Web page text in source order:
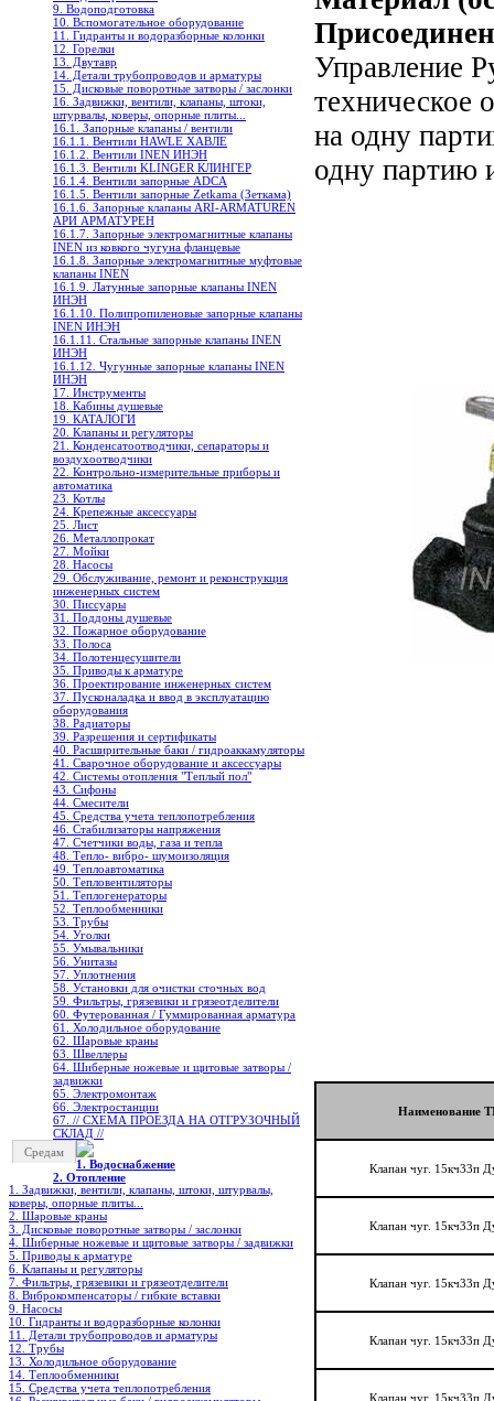
9. Водоподготовка
10. Вспомогательное оборудование
11. Гидранты и водоразборные колонки
12. Горелки
13. Двутавр
14. Детали трубопроводов и арматуры
15. Дисковые поворотные затворы / заслонки
16. Задвижки, вентили, клапаны, штоки,
штурвалы, коверы, опорные плиты...
16.1. Запорные клапаны / вентили
16.1.1. Вентили HAWLE ХАВЛЕ
16.1.2. Вентили INEN ИНЭН
16.1.3. Вентили KLINGER КЛИНГЕР
16.1.4. Вентили запорные ADCA
16.1.5. Вентили запорные Zetkama (Зеткама)
16.1.6. Запорные клапаны ARI-ARMATUREN
АРИ АРМАТУРЕН
16.1.7. Запорные электромагнитные клапаны
INEN из ковкого чугуна фланцевые
16.1.8. Запорные электромагнитные муфтовые
клапаны INEN
16.1.9. Латунные запорные клапаны INEN
ИНЭН
16.1.10. Полипропиленовые запорные клапаны
INEN ИНЭН
16.1.11. Стальные запорные клапаны INEN
ИНЭН
16.1.12. Чугунные запорные клапаны INEN
ИНЭН
17. Инструменты
18. Кабины душевые
19. КАТАЛОГИ
20. Клапаны и регуляторы
21. Конденсатоотводчики, сепараторы и
воздухоотводчики
22. Контрольно-измерительные приборы и
автоматика
23. Котлы
24. Крепежные аксессуары
25. Лист
26. Металлопрокат
27. Мойки
28. Насосы
29. Обслуживание, ремонт и реконструкция
инженерных систем
30. Писсуары
31. Поддоны душевые
32. Пожарное оборудование
33. Полоса
34. Полотенцесушители
35. Приводы к арматуре
36. Проектирование инженерных систем
37. Пусконаладка и ввод в эксплуатацию
оборудования
38. Радиаторы
39. Разрешения и сертификаты
40. Расширительные баки / гидроаккамуляторы
41. Сварочное оборудование и аксессуары
42. Системы отопления "Теплый пол"
43. Сифоны
44. Смесители
45. Средства учета теплопотребления
46. Стабилизаторы напряжения
47. Счетчики воды, газа и тепла
48. Тепло- вибро- шумоизоляция
49. Теплоавтоматика
50. Тепловентиляторы
51. Теплогенераторы
52. Теплообменники
53. Трубы
54. Уголки
55. Умывальники
56. Унитазы
57. Уплотнения
58. Установки для очистки сточных вод
59. Фильтры, грязевики и грязеотделители
60. Футерованная / Гуммированная арматура
61. Холодильное oборудование
62. Шаровые краны
63. Швеллеры
64. Шиберные ножевые и щитовые затворы /
задвижки
65. Электромонтаж
66. Электростанции
67. // СХЕМА ПРОЕЗДА НА ОТГРУЗОЧНЫЙ
СКЛАД //
Средам
1. Водоснабжение
2. Отопление
1. Задвижки, вентили, клапаны, штоки, штурвалы,
коверы, опорные плиты...
2. Шаровые краны
3. Дисковые поворотные затворы / заслонки
4. Шиберные ножевые и щитовые затворы / задвижки
5. Приводы к арматуре
6. Клапаны и регуляторы
7. Фильтры, грязевики и грязеотделители
8. Виброкомпенсаторы / гибкие вставки
9. Насосы
10. Гидранты и водоразборные колонки
11. Детали трубопроводов и арматуры
12. Трубы
13. Холодильное oборудование
14. Теплообменники
15. Средства учета теплопотребления
Управление
техническое
на одну
одну партию
Наименование
Клапан чуг. 15кч33п
Клапан чуг. 15кч33п
Клапан чуг. 15кч33п
Клапан чуг. 15кч33п
Клапан чуг. 15кч33п